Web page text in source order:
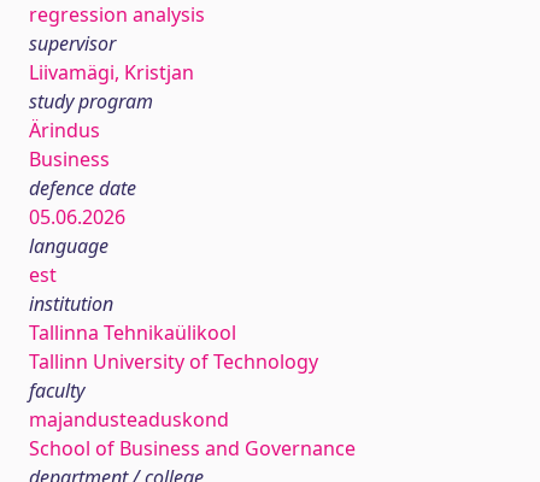
regression analysis
supervisor
Liivamägi, Kristjan
study program
Ärindus
Business
defence date
05.06.2026
language
est
institution
Tallinna Tehnikaülikool
Tallinn University of Technology
faculty
majandusteaduskond
School of Business and Governance